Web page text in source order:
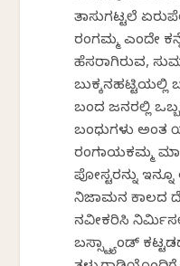
ತಾಸುಗಟ್ಟಲೆ
ರಂಗಮ್ಮ ಎಂದೇ
ಹೆಸರಾಗಿರುವ,
ಬುಕ್ಕನಹಟ್ಟಿಯಲ್ಲಿ
ಬಂದ ಜನರಲ್ಲಿ
ಬಂಧುಗಳು ಅಂತ
ರಂಗನಾಯಕಮ್ಮ
ಪೋಸ್ಟರನ್ನು
ನಿಜಾಮನ ಕಾಲದ
ನವೀಕರಿಸಿ
ಬಸ್ಸ್ಟ್ಯಾಂಡ್